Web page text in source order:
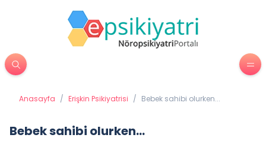
Anasayfa / Erişkin Psikiyatrisi / Bebek sahibi olurken...
Bebek sahibi olurken...